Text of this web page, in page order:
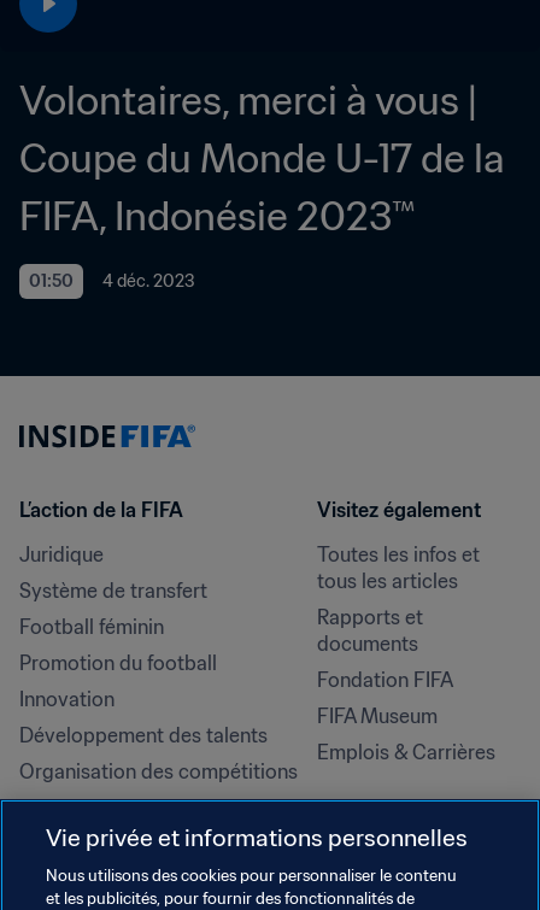
Volontaires, merci à vous |
Coupe du Monde U-17 de la
FIFA, Indonésie 2023™
01:50 4 déc. 2023
L’action de la FIFA
Juridique
Système de transfert
Football féminin
Promotion du football
Innovation
Développement des talents
Organisation des compétitions
Développement durable
Droits de l'homme et lutte contre
la discrimination
Visitez également
Toutes les infos et
tous les articles
Rapports et
documents
Fondation FIFA
FIFA Museum
Emplois & Carrières
Vie privée et informations personnelles
Nous utilisons des cookies pour personnaliser le contenu
et les publicités, pour fournir des fonctionnalités de